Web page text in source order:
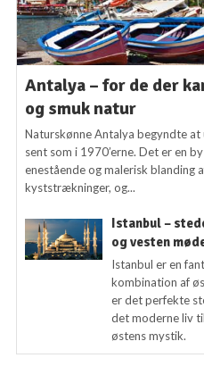
Antalya – for de der
og smuk natur
Naturskønne Antalya begyndte at
sent som i 1970’erne. Det er en
enestående og malerisk blanding
kyststrækninger, og...
Istanbul –
og vesten
Istanbul er en
kombination af
er det perfekte
det moderne liv
østens mystik.